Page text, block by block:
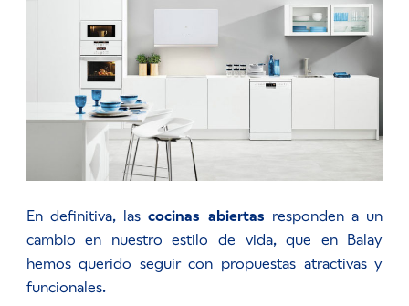
En definitiva, lascocinas abiertas responden a un
cambio en nuestro estilo de vida, que en Balay
hemos querido seguir con propuestas atractivas y
funcionales.